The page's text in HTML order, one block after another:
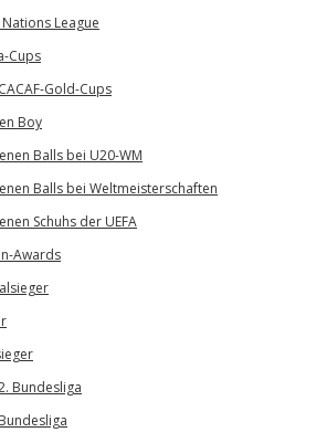
League
Cups
Gold-Cups
Boy
Balls bei U20-WM
Balls bei Weltmeisterschaften
Schuhs der UEFA
Awards
Bundesliga